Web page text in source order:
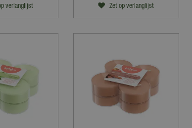
verlanglijst Zet op verlanglijst